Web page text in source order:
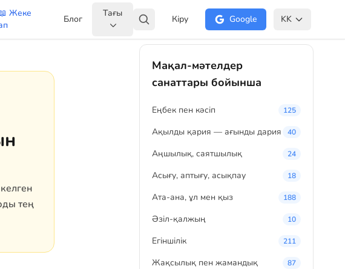
Жеке
Блог
Тағы
Кіру Google KK
тең
Мақал-мәтелдер
санаттары бойынша
Eңбек пен кәсіп 125
Ақылды қария — ағынды дария 40
Аңшылық, саятшылық 24
Асығу, аптығу, асықпау 18
Ата-ана, ұл мен қыз 188
Әзіл-қалжың 10
Егіншілік 211
Жақсылық пен жамандық 87